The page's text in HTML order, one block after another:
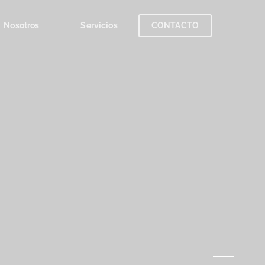
Nosotros Servicios CONTACTO